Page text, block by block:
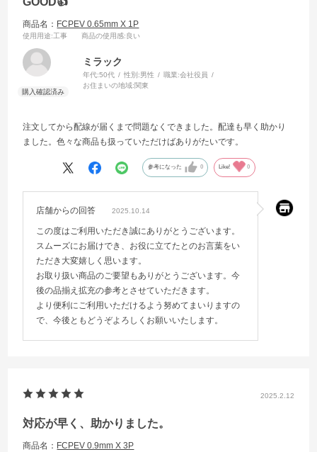
商品名： FCPEV 0.65mm X 1P
使用用途:工事 商品の使用感:良い
ミラック
年代:50代 性別:男性 職業:会社役員
お住まいの地域:関東
注文してから配線が届くまで問題なくできました。配達も早く助かり
ました。色々な商品も扱っていただけばありがたいです。
参考になった 0 Like! 0
店舗からの回答 2025.10.14
この度はご利用いただき誠にありがとうございます。
スムーズにお届けでき、お役に立てたとのお言葉をい
ただき大変嬉しく思います。
お取り扱い商品のご要望もありがとうございます。今
後の品揃え拡充の参考とさせていただきます。
より便利にご利用いただけるよう努めてまいりますの
で、今後ともどうぞよろしくお願いいたします。
2025.2.12
対応が早く、助かりました。
商品名： FCPEV 0.9mm X 3P